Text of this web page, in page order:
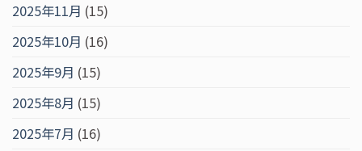
2025年11月 (15)
2025年10月 (16)
2025年9月 (15)
2025年8月 (15)
2025年7月 (16)